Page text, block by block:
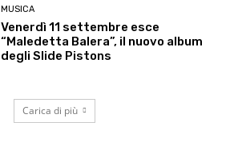
MUSICA
Venerdì 11 settembre esce
“Maledetta Balera”, il nuovo album
degli Slide Pistons
Carica di più